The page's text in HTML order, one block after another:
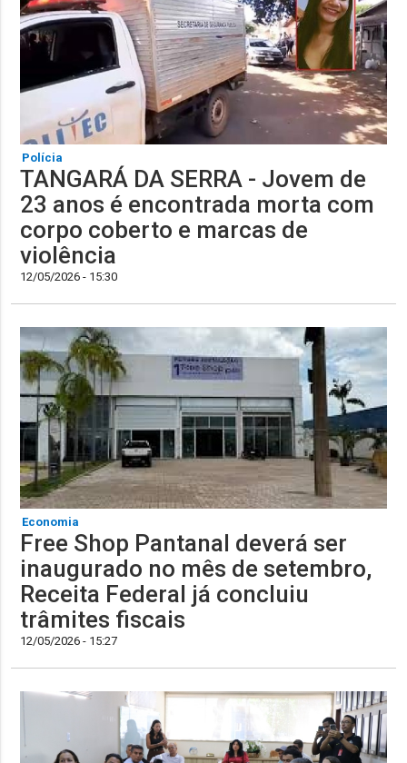
Polícia
TANGARÁ DA SERRA - Jovem de
23 anos é encontrada morta com
corpo coberto e marcas de
violência
12/05/2026 - 15:30
Economia
Free Shop Pantanal deverá ser
inaugurado no mês de setembro,
Receita Federal já concluiu
trâmites fiscais
12/05/2026 - 15:27